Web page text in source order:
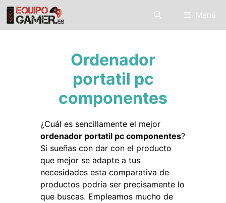
Saltar
contenido
Menú
Ordenador
portatil pc
componentes
¿Cuál es sencillamente el mejor
ordenador portatil pc componentes?
Si sueñas con dar con el producto
que mejor se adapte a tus
necesidades esta comparativa de
productos podría ser precisamente lo
que buscas. Empleamos mucho de